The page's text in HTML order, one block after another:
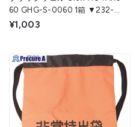
60 GHG-S-0060 1箱 ▼232-
1951
¥1,003